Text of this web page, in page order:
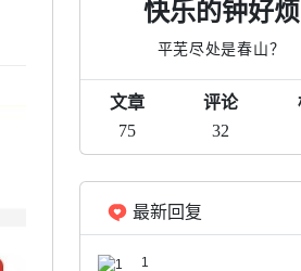
快乐的钟好烦
平芜尽处是春山？
文章 评论
75
32
最新回复
1